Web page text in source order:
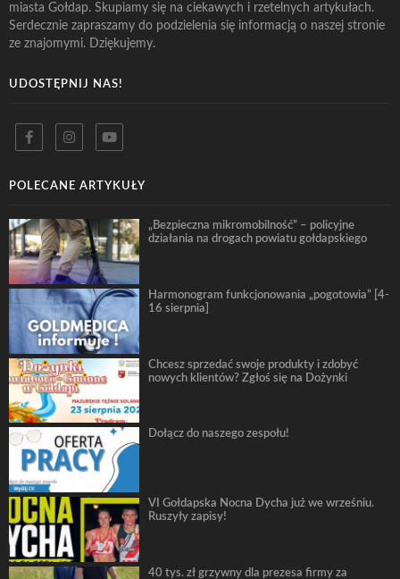
miasta Gołdap. Skupiamy się na ciekawych i rzetelnych artykułach.
Serdecznie zapraszamy do podzielenia się informacją o naszej stronie
ze znajomymi. Dziękujemy.
UDOSTĘPNIJ NAS!
POLECANE ARTYKUŁY
„Bezpieczna mikromobilność” – policyjne
działania na drogach powiatu gołdapskiego
Harmonogram funkcjonowania „pogotowia” [4-
16 sierpnia]
Chcesz sprzedać swoje produkty i zdobyć
nowych klientów? Zgłoś się na Dożynki
Dołącz do naszego zespołu!
VI Gołdapska Nocna Dycha już we wrześniu.
Ruszyły zapisy!
40 tys. zł grzywny dla prezesa firmy za